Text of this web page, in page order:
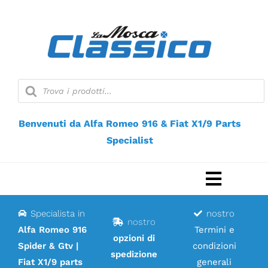
contenuto
Ricerca
prodotti
Benvenuti da Alfa Romeo 916 & Fiat X1/9 Parts
Specialist
a
Negozio web
Specialista in
Alfa Romeo 916
Spider & Gtv |
Fiat X1/9 parts
nostro
opzioni di
spedizione
nostro
Termini e
condizioni
generali